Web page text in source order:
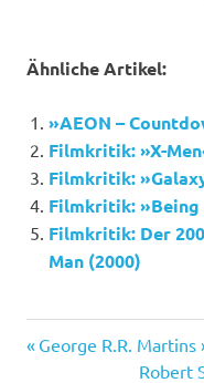
Ähnliche Artikel:
»AEON –
Filmkritik: »X-
Filmkritik:
Filmkritik: »Being
Filmkritik: Der
Man (2000)
Vorheriger
George R.R.
Robert